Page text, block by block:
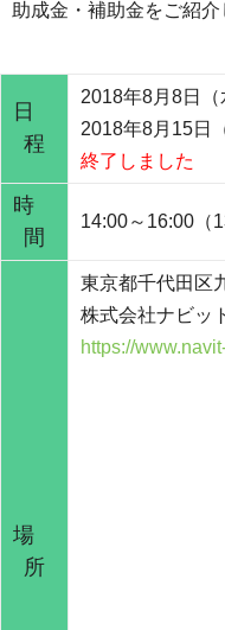
助成金・補助金をご紹介
日
程
2018年8月8日
2018年8月15日
終了しました
時
間
14:00～16:00（
場
所
東京都千代田区
株式会社ナビッ
https://